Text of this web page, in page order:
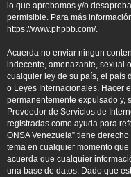
lo que aprobamos y/o
permisible. Para más
https://www.phpbb.com/.
Acuerda no enviar ningun
indecente, amenazante, sexual
cualquier ley de su país, el país
o Leyes Internacionales. Hacer
permanentemente expulsado y,
Proveedor de Servicios de
registradas como ayuda para
ONSA Venezuela” tiene
tema en cualquier momento
acuerda que cualquier
una base de datos. Dado que